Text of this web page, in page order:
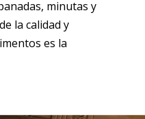
minutas y
la calidad y
es la